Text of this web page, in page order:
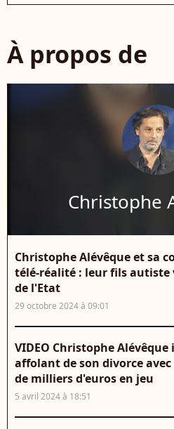
À propos de
Christophe
Christophe Alévêque et sa
télé-réalité : leur fils autiste
de l'Etat
29 octobre 2024 à 09:01
VIDEO Christophe
affolant de son divorce
de milliers d'euros en jeu
5 avril 2024 à 18:51